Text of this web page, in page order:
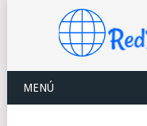
MENÚ